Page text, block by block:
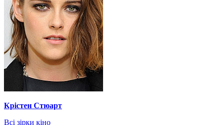
Крістен Стюарт
Всі зірки кіно